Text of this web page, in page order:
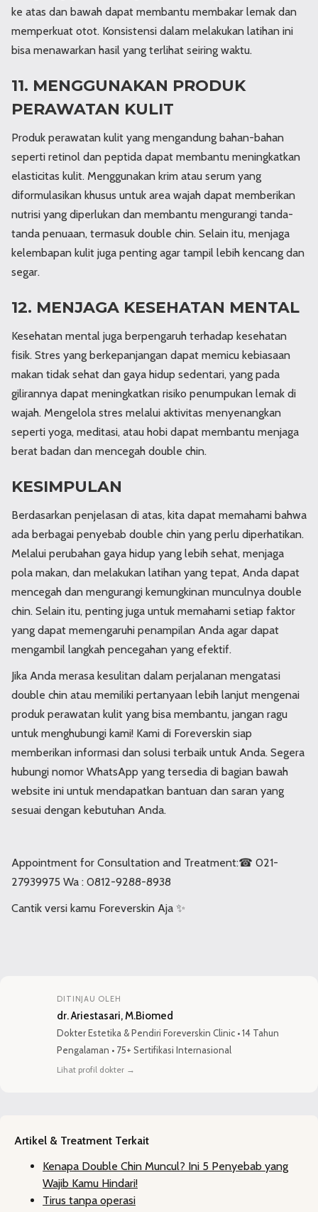
ke atas dan bawah dapat membantu membakar lemak dan
memperkuat otot. Konsistensi dalam melakukan latihan ini
bisa menawarkan hasil yang terlihat seiring waktu.
11. MENGGUNAKAN PRODUK
PERAWATAN KULIT
Produk perawatan kulit yang mengandung bahan-bahan
seperti retinol dan peptida dapat membantu meningkatkan
elasticitas kulit. Menggunakan krim atau serum yang
diformulasikan khusus untuk area wajah dapat memberikan
nutrisi yang diperlukan dan membantu mengurangi tanda-
tanda penuaan, termasuk double chin. Selain itu, menjaga
kelembapan kulit juga penting agar tampil lebih kencang dan
segar.
12. MENJAGA KESEHATAN MENTAL
Kesehatan mental juga berpengaruh terhadap kesehatan
fisik. Stres yang berkepanjangan dapat memicu kebiasaan
makan tidak sehat dan gaya hidup sedentari, yang pada
gilirannya dapat meningkatkan risiko penumpukan lemak di
wajah. Mengelola stres melalui aktivitas menyenangkan
seperti yoga, meditasi, atau hobi dapat membantu menjaga
berat badan dan mencegah double chin.
KESIMPULAN
Berdasarkan penjelasan di atas, kita dapat memahami bahwa
ada berbagai penyebab double chin yang perlu diperhatikan.
Melalui perubahan gaya hidup yang lebih sehat, menjaga
pola makan, dan melakukan latihan yang tepat, Anda dapat
mencegah dan mengurangi kemungkinan munculnya double
chin. Selain itu, penting juga untuk memahami setiap faktor
yang dapat memengaruhi penampilan Anda agar dapat
mengambil langkah pencegahan yang efektif.
Jika Anda merasa kesulitan dalam perjalanan mengatasi
double chin atau memiliki pertanyaan lebih lanjut mengenai
produk perawatan kulit yang bisa membantu, jangan ragu
untuk menghubungi kami! Kami di Foreverskin siap
memberikan informasi dan solusi terbaik untuk Anda. Segera
hubungi nomor WhatsApp yang tersedia di bagian bawah
website ini untuk mendapatkan bantuan dan saran yang
sesuai dengan kebutuhan Anda.
Appointment for Consultation and Treatment:⁣⁣⁣⁣⁣⁣⁣⁣⁣⁣⁣☎ 021-
27939975 ⁣⁣⁣Wa : 0812-9288-8938
Cantik versi kamu Foreverskin Aja ✨
DITINJAU OLEH
dr. Ariestasari, M.Biomed
Dokter Estetika &Pendiri Foreverskin Clinic •14 Tahun
Pengalaman • 75+ Sertifikasi Internasional
Lihat profil dokter →
Artikel & Treatment Terkait
Kenapa Double Chin Muncul? Ini 5 Penyebab yang
Wajib Kamu Hindari!
Tirus tanpa operasi